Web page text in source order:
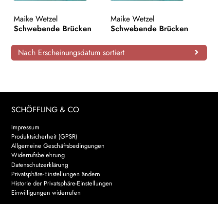
AKTUELLES
WEITERE VERLAGE
Search:
Maike Wetzel
Schwebende Brücken
Maike Wetzel
Schwebende Brücken
Nach Erscheinungsdatum sortiert
SCHÖFFLING & CO
Impressum
Produktsicherheit (GPSR)
Allgemeine Geschäftsbedingungen
Widerrufsbelehrung
Datenschutzerklärung
Privatsphäre-Einstellungen ändern
Historie der Privatsphäre-Einstellungen
Einwilligungen widerrufen